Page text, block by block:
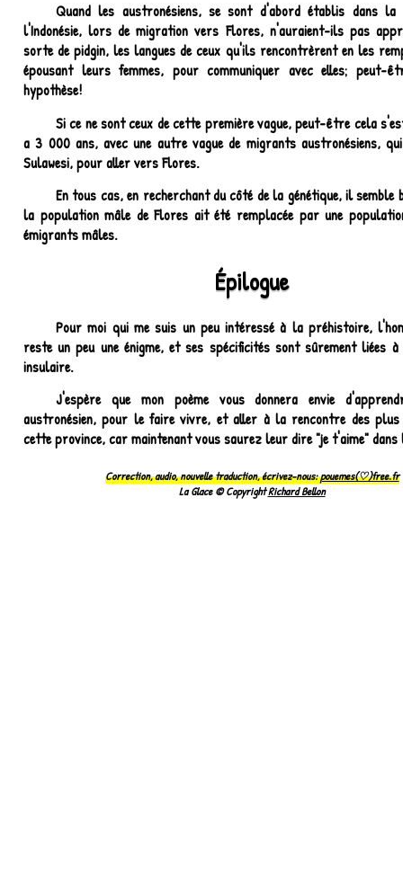
Quand les austronésiens, se sont d'abord établis dans
l'Indonésie, lors de migration vers Flores, n'auraient-ils pas
sorte de pidgin, les langues de ceux qu'ils rencontrèrent en les
épousant leurs femmes, pour communiquer avec elles; peut-
hypothèse!
Si ce ne sont ceux de cette première vague, peut-être cela
a 3 000 ans, avec une autre vague de migrants austronésiens,
Sulawesi, pour aller vers Flores.
En tous cas, en recherchant du côté de la génétique, il semble
la population mâle de Flores ait été remplacée par une
émigrants mâles.
Épilogue
Pour moi qui me suis un peu intéressé à la préhistoire,
reste un peu une énigme, et ses spécificités sont sûrement liées
insulaire.
J'espère que mon poème vous donnera envie
austronésien, pour le faire vivre, et aller à la rencontre des plus
cette province, car maintenant vous saurez leur dire "je t'aime" dans
Correction, audio, nouvelle traduction, écrivez-nous:pouemes(♡)free.fr
La Glace © CopyrightRichard Bellon